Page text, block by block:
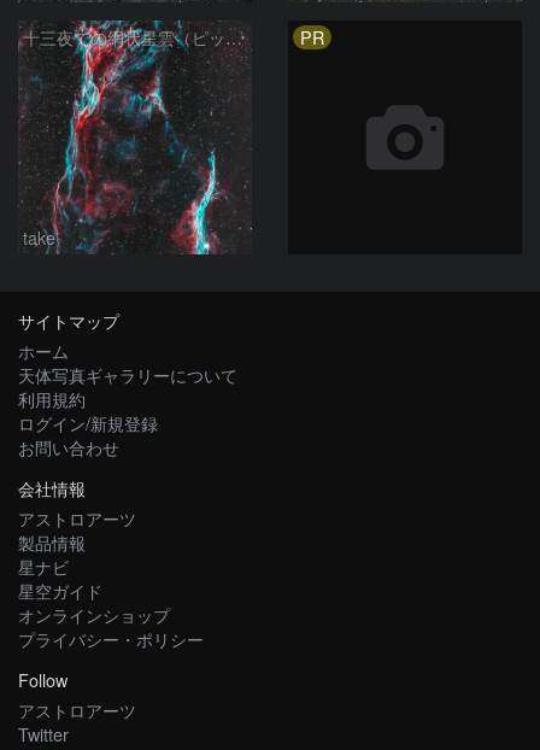
十三夜での網状星雲（ピッカリングの三角）
take
PR
サイトマップ
ホーム
天体写真ギャラリーについて
利用規約
ログイン/新規登録
お問い合わせ
会社情報
アストロアーツ
製品情報
星ナビ
星空ガイド
オンラインショップ
プライバシー・ポリシー
Follow
アストロアーツ
Twitter